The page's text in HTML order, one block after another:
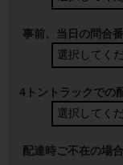
事前、当日の問合
4トントラックでの
配達時ご不在の場